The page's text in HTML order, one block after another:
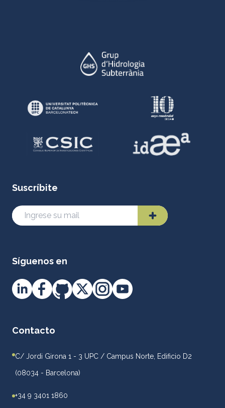
Suscríbite
Síguenos en
Contacto
C/ Jordi Girona 1 - 3 UPC / Campus Norte, Edificio D2
(08034 - Barcelona)
+34 9 3401 1860